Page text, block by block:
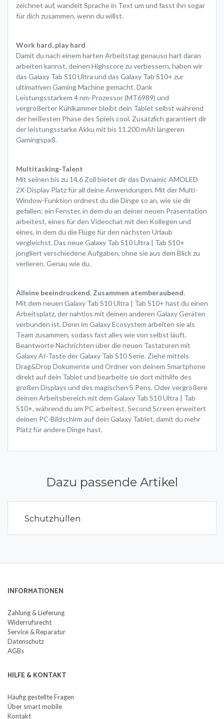
zeichnet auf, wandelt Sprache in Text um und fasst ihn sogar
für dich zusammen, wenn du willst.
Work hard, play hard
Damit du nach einem harten Arbeitstag genauso hart daran
arbeiten kannst, deinen Highscore zu verbessern, haben wir
das Galaxy Tab S10 Ultra und das Galaxy Tab S10+ zur
ultimativen Gaming Machine gemacht. Dank
Leistungsstarkem 4 nm-Prozessor (MT6989) und
vergrößerter Kühlkammer bleibt dein Tablet selbst während
der heißesten Phase des Spiels cool. Zusätzlich garantiert dir
der leistungsstarke Akku mit bis 11.200 mAh längeren
Gamingspaß.
Multitasking-Talent
Mit seinen bis zu 14,6 Zoll bietet dir das Dynamic AMOLED
2X-Display Platz für all deine Anwendungen. Mit der Multi-
Window-Funktion ordnest du die Dinge so an, wie sie dir
gefallen: ein Fenster, in dem du an deiner neuen Präsentation
arbeitest, eines für den Videochat mit den Kollegen und
eines, in dem du die Flüge für den nächsten Urlaub
vergleichst. Das neue Galaxy Tab S10 Ultra | Tab S10+
jongliert verschiedene Aufgaben, ohne sie aus dem Blick zu
verlieren. Genau wie du.
Alleine beeindruckend. Zusammen atemberaubend.
Mit dem neuen Galaxy Tab S10 Ultra | Tab S10+ hast du einen
Arbeitsplatz, der nahtlos mit deinen anderen Galaxy Geräten
verbunden ist. Denn im Galaxy Ecosystem arbeiten sie als
Team zusammen, sodass fast alles wie von selbst läuft.
Beantworte Nachrichten über die neuen Tastaturen mit
Galaxy AI-Taste der Galaxy Tab S10 Serie. Ziehe mittels
Drag&Drop Dokumente und Ordner von deinem Smartphone
direkt auf dein Tablet und bearbeite sie dort mithilfe des
großen Displays und des magischen S Pens. Oder vergrößere
deinen Arbeitsbereich mit dem Galaxy Tab S10 Ultra | Tab
S10+, während du am PC arbeitest. Second Screen erweitert
deinen PC-Bildschirm auf dein Galaxy Tablet, damit du mehr
Platz für andere Dinge hast.
Dazu passende Artikel
Schutzhüllen
INFORMATIONEN
Zahlung & Lieferung
Widerrufsrecht
Service & Reparatur
Datenschutz
AGBs
HILFE & KONTAKT
Häufig gestellte Fragen
Über smart mobile
Kontakt